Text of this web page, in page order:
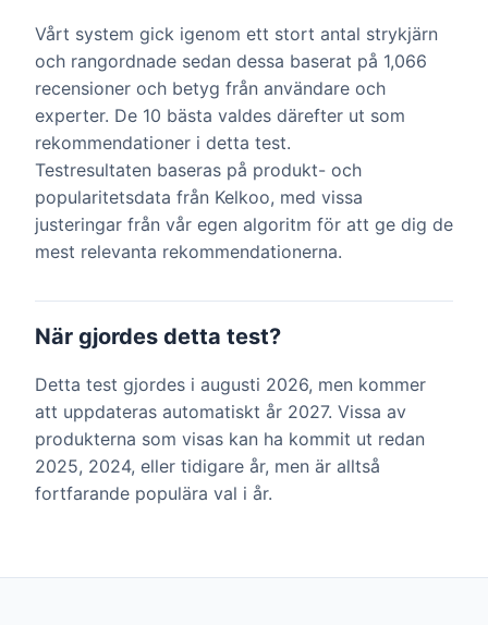
Vårt system gick igenom ett stort antal strykjärn
och rangordnade sedan dessa baserat på 1,066
recensioner och betyg från användare och
experter. De 10 bästa valdes därefter ut som
rekommendationer i detta test.
Testresultaten baseras på produkt- och
popularitetsdata från Kelkoo, med vissa
justeringar från vår egen algoritm för att ge dig de
mest relevanta rekommendationerna.
När gjordes detta test?
Detta test gjordes i augusti 2026, men kommer
att uppdateras automatiskt år 2027. Vissa av
produkterna som visas kan ha kommit ut redan
2025, 2024, eller tidigare år, men är alltså
fortfarande populära val i år.